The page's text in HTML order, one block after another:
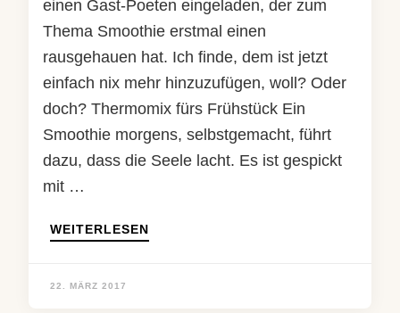
einen Gast-Poeten eingeladen, der zum
Thema Smoothie erstmal einen
rausgehauen hat. Ich finde, dem ist jetzt
einfach nix mehr hinzuzufügen, woll? Oder
doch? Thermomix fürs Frühstück Ein
Smoothie morgens, selbstgemacht, führt
dazu, dass die Seele lacht. Es ist gespickt
mit …
WEITERLESEN
22. MÄRZ 2017